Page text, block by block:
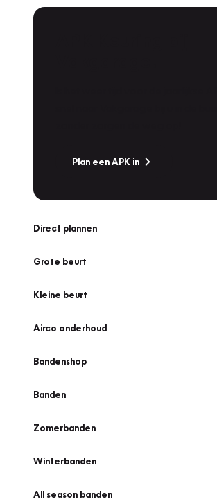
Plan een APK in
Direct plannen
Grote beurt
Kleine beurt
Airco onderhoud
Bandenshop
Banden
Zomerbanden
Winterbanden
All season banden